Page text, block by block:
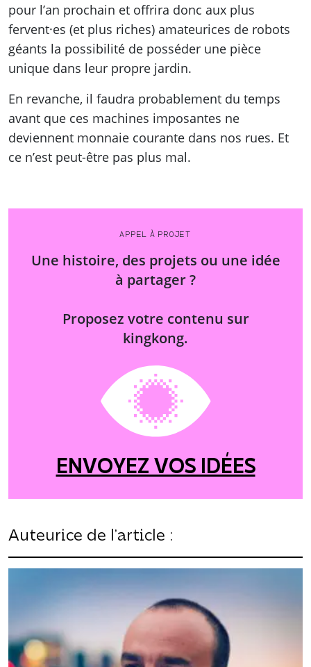
Auteurice de l’article :
pour l’an prochain et offrira donc aux plus
fervent·es (et plus riches) amateurices de robots
géants la possibilité de posséder une pièce
unique dans leur propre jardin.
En revanche, il faudra probablement du temps
avant que ces machines imposantes ne
deviennent monnaie courante dans nos rues. Et
ce n’est peut-être pas plus mal.
APPEL À PROJET
Une histoire, des projets ou une idée
à partager ?
Proposez votre contenu sur
kingkong.
ENVOYEZ VOS IDÉES